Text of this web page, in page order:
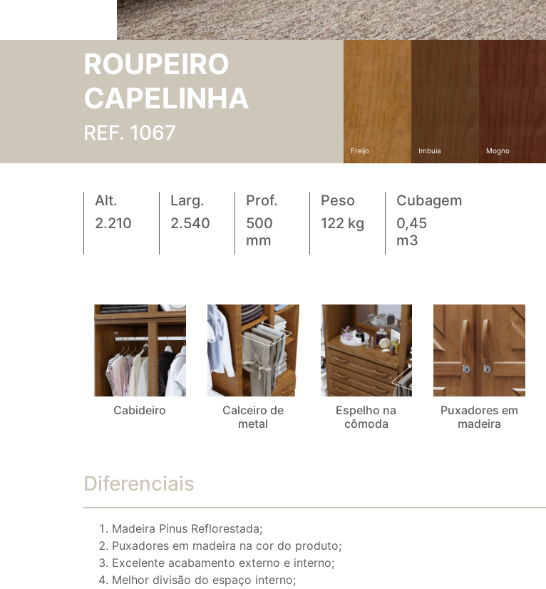
ROUPEIRO
CAPELINHA
REF. 1067
Freijo Imbuia Mogno
Alt.
2.210
Larg.
2.540
Prof.
500
mm
Peso
122 kg
Cubagem
0,45
m3
Cabideiro
Calceiro de
metal
Espelho na
cômoda
Puxadores em
madeira
Diferenciais
Madeira Pinus Reflorestada;
Puxadores em madeira na cor do produto;
Excelente acabamento externo e interno;
Melhor divisão do espaço interno;